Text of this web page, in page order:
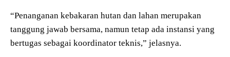
“Penanganan kebakaran hutan dan lahan merupakan
tanggung jawab bersama, namun tetap ada instansi yang
bertugas sebagai koordinator teknis,” jelasnya.